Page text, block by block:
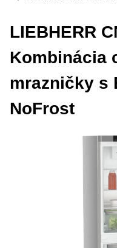
LIEBHERR
Kombinácia
mrazničky s
NoFrost